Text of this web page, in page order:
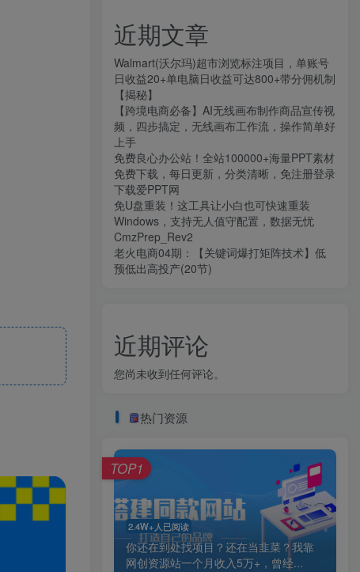
近期文章
Walmart(沃尔玛)超市浏览标注项目，单账号
日收益20+单电脑日收益可达800+带分佣机制
【揭秘】
【跨境电商必备】AI无线画布制作商品宣传视
频，四步搞定，无线画布工作流，操作简单好
上手
免费良心办公站！全站100000+海量PPT素材
免费下载，每日更新，分类清晰，免注册登录
下载爱PPT网
免U盘重装！这工具让小白也可快速重装
Windows，支持无人值守配置，数据无忧
CmzPrep_Rev2
老火电商04期：【关键词爆打矩阵技术】低
预低出高投产(20节)
近期评论
您尚未收到任何评论。
热门资源
2.4W+人已阅读
你还在到处找项目？还在当韭菜？我靠
网创资源站一个月收入5万+，曾经...
TOP1